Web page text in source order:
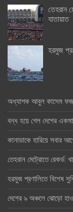
তেহরান
যাতায়াত
হরমুজ
অধ্যাপক আবুল কাসেম
বন্ধ হয়ে গেল দেশের
কানাডাকে হারিয়ে সবার
তেহরান মেট্রোতে রেকর্ড:
হরমুজ প্রণালিতে বিশেষ
দেশের ৯ অঞ্চলে ঝোড়ো